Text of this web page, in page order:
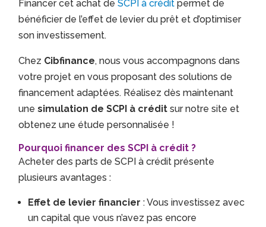
Financer cet achat deSCPI à crédit permet de
bénéficier de l’effet de levier du prêt et d’optimiser
son investissement.
Chez Cibfinance, nous vous accompagnons dans
votre projet en vous proposant des solutions de
financement adaptées. Réalisez dès maintenant
unesimulation de SCPI à crédit sur notre site et
obtenez une étude personnalisée !
Pourquoi financer des SCPI à crédit ?
Acheter des parts de SCPI à crédit présente
plusieurs avantages :
Effet de levier financier : Vous investissez avec
un capital que vous n’avez pas encore